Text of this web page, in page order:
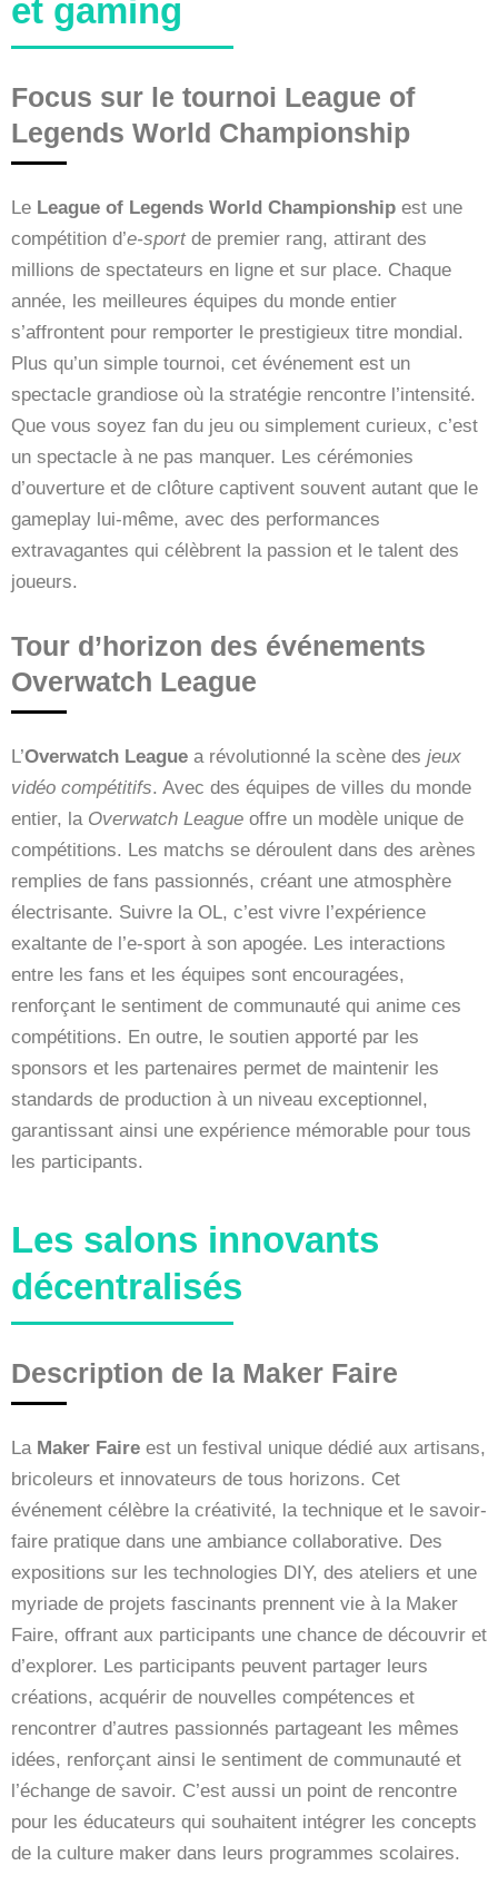
et gaming
Focus sur le tournoi League of
Legends World Championship
Le League of Legends World Championship est une
compétition d’e-sportde premier rang, attirant des
millions de spectateurs en ligne et sur place. Chaque
année, les meilleures équipes du monde entier
s’affrontent pour remporter le prestigieux titre mondial.
Plus qu’un simple tournoi, cet événement est un
spectacle grandiose où la stratégie rencontre l’intensité.
Que vous soyez fan du jeu ou simplement curieux, c’est
un spectacle à ne pas manquer. Les cérémonies
d’ouverture et de clôture captivent souvent autant que le
gameplay lui-même, avec des performances
extravagantes qui célèbrent la passion et le talent des
joueurs.
Tour d’horizon des événements
Overwatch League
L’Overwatch League a révolutionné la scène des jeux
vidéo compétitifs. Avec des équipes de villes du monde
entier, la Overwatch League offre un modèle unique de
compétitions. Les matchs se déroulent dans des arènes
remplies de fans passionnés, créant une atmosphère
électrisante. Suivre la OL, c’est vivre l’expérience
exaltante de l’e-sport à son apogée. Les interactions
entre les fans et les équipes sont encouragées,
renforçant le sentiment de communauté qui anime ces
compétitions. En outre, le soutien apporté par les
sponsors et les partenaires permet de maintenir les
standards de production à un niveau exceptionnel,
garantissant ainsi une expérience mémorable pour tous
les participants.
Les salons innovants
décentralisés
Description de la Maker Faire
La Maker Faire est un festival unique dédié aux artisans,
bricoleurs et innovateurs de tous horizons. Cet
événement célèbre la créativité, la technique et le savoir-
faire pratique dans une ambiance collaborative. Des
expositions sur les technologies DIY, des ateliers et une
myriade de projets fascinants prennent vie à la Maker
Faire, offrant aux participants une chance de découvrir et
d’explorer. Les participants peuvent partager leurs
créations, acquérir de nouvelles compétences et
rencontrer d’autres passionnés partageant les mêmes
idées, renforçant ainsi le sentiment de communauté et
l’échange de savoir. C’est aussi un point de rencontre
pour les éducateurs qui souhaitent intégrer les concepts
de la culture maker dans leurs programmes scolaires.